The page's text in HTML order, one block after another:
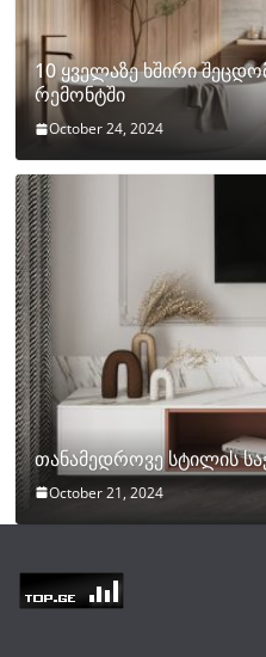
10 ყველაზე ხშირი
რემონტში
October 24, 2024
თანამედროვე სტილის
October 21, 2024